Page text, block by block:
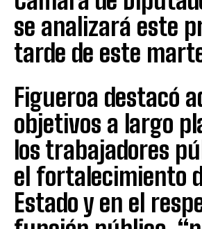
se analizará este
tarde de este
Figueroa destacó
objetivos a largo
los trabajadores
el fortalecimiento
Estado y en el